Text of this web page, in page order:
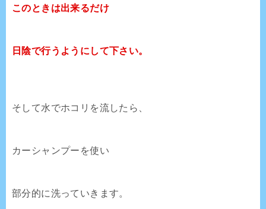
このときは出来るだけ
日陰で行うようにして下さい。
そして水でホコリを流したら、
カーシャンプーを使い
部分的に洗っていきます。